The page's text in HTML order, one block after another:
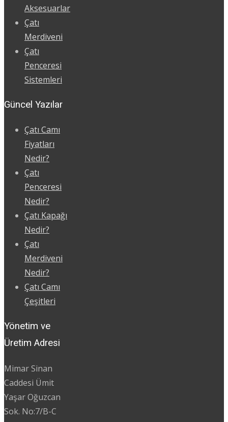
Aksesuarlar
Çatı
Merdiveni
Çatı
Penceresi
Sistemleri
Güncel Yazılar
Çatı Camı
Fiyatları
Nedir?
Çatı
Penceresi
Nedir?
Çatı Kapağı
Nedir?
Çatı
Merdiveni
Nedir?
Çatı Camı
Çeşitleri
Yönetim ve
Üretim Adresi
Mimar Sinan
Caddesi Ümit
Yaşar Oğuzcan
Sok. No:7/B-C